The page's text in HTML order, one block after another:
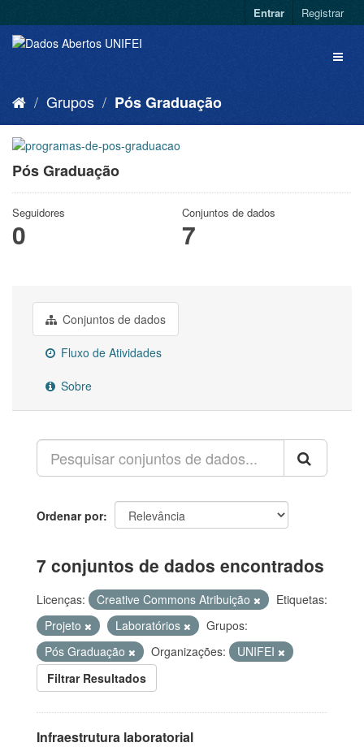
Entrar Registrar
Grupos Pós Graduação
Pós Graduação
Seguidores
0
Conjuntos de dados
7
Conjuntos de dados
Fluxo de Atividades
Sobre
Ordenar por
7 conjuntos de dados encontrados
Licenças: Creative Commons Atribuição
Etiquetas:
Projeto
Laboratórios
Grupos:
Pós Graduação
Organizações:
UNIFEI
Filtrar Resultados
Infraestrutura laboratorial